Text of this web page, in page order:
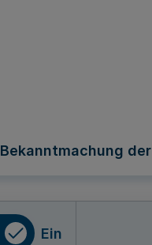
Bekanntmachung
Ein